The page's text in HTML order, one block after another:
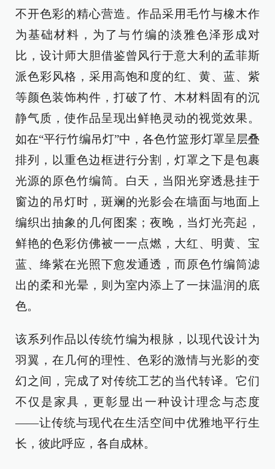
不开色彩的精心营造。作品采用毛竹与橡木作
为基础材料，为了与竹编的淡雅色泽形成对
比，设计师大胆借鉴曾风行于意大利的孟菲斯
派色彩风格，采用高饱和度的红、黄、蓝、紫
等颜色装饰构件，打破了竹、木材料固有的沉
静气质，使作品呈现出鲜艳灵动的视觉效果。
如在“平行竹编吊灯”中，各色竹篮形灯罩呈层叠
排列，以重色边框进行分割，灯罩之下是包裹
光源的原色竹编筒。白天，当阳光穿透悬挂于
窗边的吊灯时，斑斓的光影会在墙面与地面上
编织出抽象的几何图案；夜晚，当灯光亮起，
鲜艳的色彩仿佛被一一点燃，大红、明黄、宝
蓝、绛紫在光照下愈发通透，而原色竹编筒滤
出的柔和光晕，则为室内添上了一抹温润的底
色。
该系列作品以传统竹编为根脉，以现代设计为
羽翼，在几何的理性、色彩的激情与光影的变
幻之间，完成了对传统工艺的当代转译。它们
不仅是家具，更彰显出一种设计理念与态度
——让传统与现代在生活空间中优雅地平行生
长，彼此呼应，各自成林。